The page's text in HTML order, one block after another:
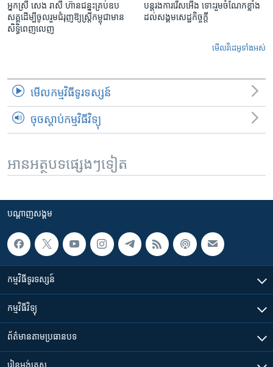
អ្នកស្រី សេង រាសី ហ៊ានជន្នះគ្រប់ឧប
សគ្គដើម្បីចូលរួមជំរុញឱ្យស្រ្តីកម្ពុជាមាន
សិទ្ធិពេញលេញ
បន្តរងការរើសអើង ទោះរួមចំណែកខ្លាំង
ដល់សង្គមសេដ្ឋកិច្ចក្តី
មើល​វីដេអូ​ទាំង​អស់
មើល​កម្មវិធី​ទូរទស្សន៍
ចុចស្តាប់កម្មវិធីវិទ្យុ
អានអត្ថបទផ្សេងៗទៀត
បណ្តាញ​សង្គម
កម្មវិធី​ទូរទស្សន៍
កម្មវិធី​វិទ្យុ
ព័ត៌មាន​តាមប្រធានបទ​
រៀន​​អង់គ្លេស